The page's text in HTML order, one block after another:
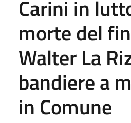
Carini in
morte del
Walter La
bandiere a
in Comune